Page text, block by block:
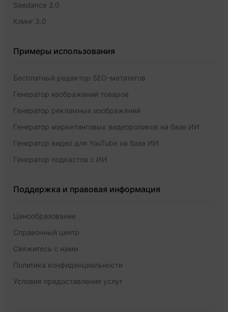
Seedance 2.0
Клинг 3.0
Примеры использования
Бесплатный редактор SEO-метатегов
Генератор изображений товаров
Генератор рекламных изображений
Генератор маркетинговых видеороликов на базе ИИ
Генератор видео для YouTube на базе ИИ
Генератор подкастов с ИИ
Поддержка и правовая информация
Ценообразование
Справочный центр
Свяжитесь с нами
Политика конфиденциальности
Условия предоставления услуг